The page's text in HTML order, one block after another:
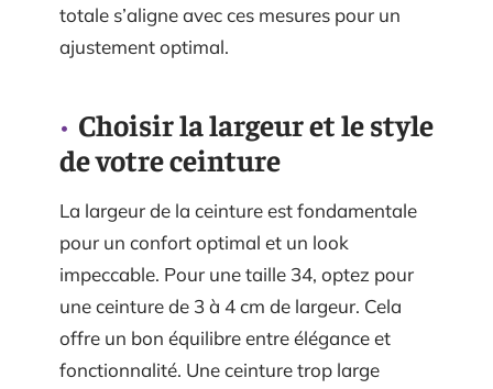
totale s’aligne avec ces mesures pour un
ajustement optimal.
Choisir la largeur et le style
de votre ceinture
La largeur de la ceinture est fondamentale
pour un confort optimal et un look
impeccable. Pour une taille 34, optez pour
une ceinture de 3 à 4 cm de largeur. Cela
offre un bon équilibre entre élégance et
fonctionnalité. Une ceinture trop large